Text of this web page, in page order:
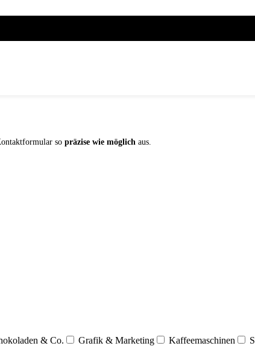
so präzise wie möglich aus.
& Co. Grafik & Marketing Kaffeemaschinen